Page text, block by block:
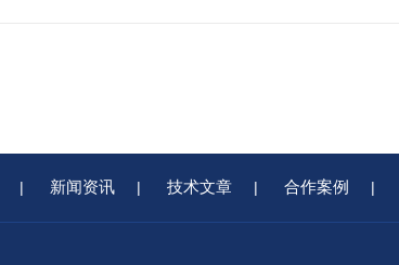
| 新闻资讯 | 技术文章 | 合作案例 |